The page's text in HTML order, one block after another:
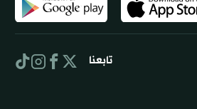
تابعنا